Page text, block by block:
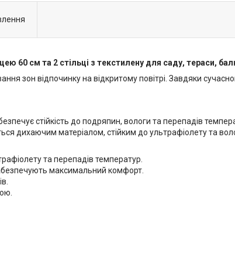
60 см та 2 стільці з текстилену для саду, тераси,
зон відпочинку на відкритому повітрі. Завдяки
стійкість до подряпин, вологи та перепадів
дихаючим матеріалом, стійким до ультрафіолету та
та перепадів температур.
максимальний комфорт.